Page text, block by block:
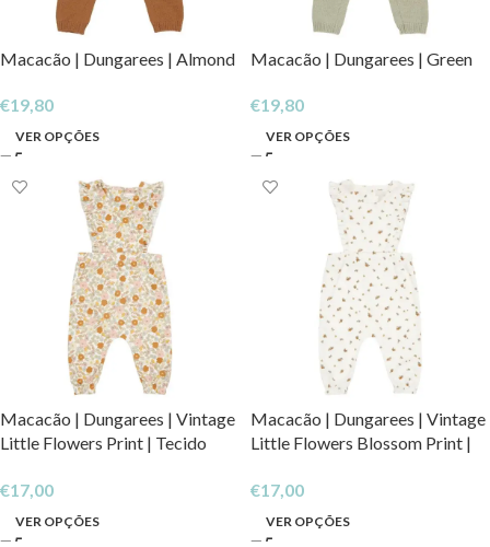
Macacão | Dungarees | Almond
€19,80
VER OPÇÕES
Macacão | Dungarees | Green
€19,80
VER OPÇÕES
Macacão | Dungarees | Vintage
Little Flowers Print | Tecido
€17,00
VER OPÇÕES
Macacão | Dungarees | Vintage
Little Flowers Blossom Print |
€17,00
VER OPÇÕES